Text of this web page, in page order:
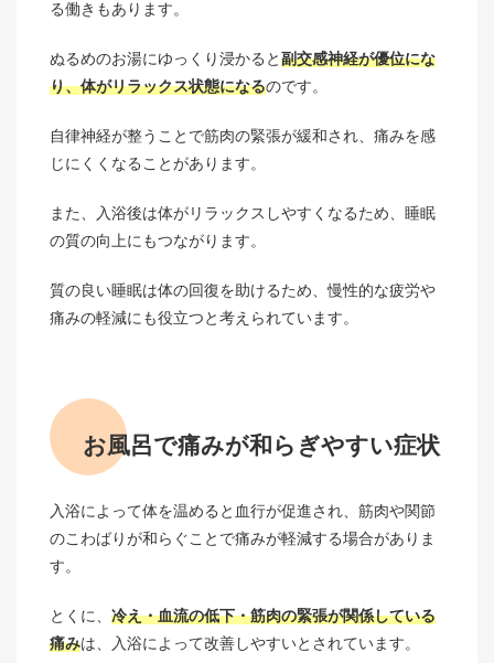
る働きもあります。
ぬるめのお湯にゆっくり浸かると副交感神経が優位にな
り、体がリラックス状態になるのです。
自律神経が整うことで筋肉の緊張が緩和され、痛みを感
じにくくなることがあります。
また、入浴後は体がリラックスしやすくなるため、睡眠
の質の向上にもつながります。
質の良い睡眠は体の回復を助けるため、慢性的な疲労や
痛みの軽減にも役立つと考えられています。
お風呂で痛みが和らぎやすい症状
入浴によって体を温めると血行が促進され、筋肉や関節
のこわばりが和らぐことで痛みが軽減する場合がありま
す。
とくに、 冷え・血流の低下・筋肉の緊張が関係している
痛みは、入浴によって改善しやすいとされています。